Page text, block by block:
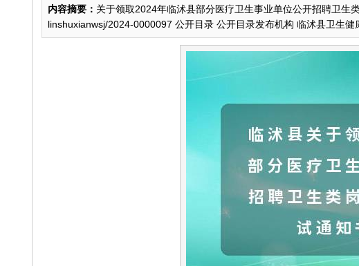
内容摘要： 关于领取2024年临沭县部分医疗卫生事业单位公开招聘卫
linshuxianwsj/2024-0000097 公开目录 公开目录发布机构 临沭县卫生健